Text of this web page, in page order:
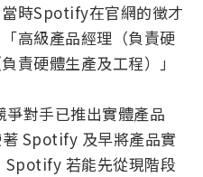
時Spotify在官網的徵才
高級產品經理（負責硬
責硬體生產及工程）」
對手已推出實體產品
Spotify 及早將產品實
Spotify 若能先從現階段